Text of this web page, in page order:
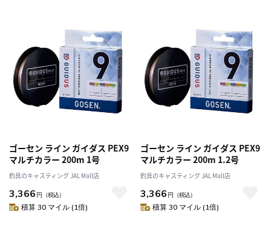
ゴーセン ライン ガイダス PEX9
マルチカラー 200m 1号
釣具のキャスティング JAL Mall店
3,366 円 （税込）
積算 30 マイル (1倍)
ゴーセン ライン ガイダス PEX9
マルチカラー 200m 1.2号
釣具のキャスティング JAL Mall店
3,366 円 （税込）
積算 30 マイル (1倍)